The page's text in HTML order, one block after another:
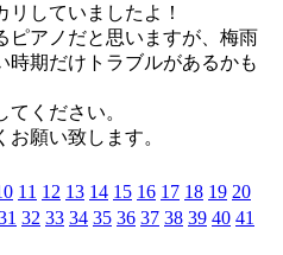
していましたよ！
ピアノだと思いますが、梅雨
時期だけトラブルがあるかも
ください。
願い致します。
11 12 13 14 15 16 17 18 19 20
32 33 34 35 36 37 38 39 40 41